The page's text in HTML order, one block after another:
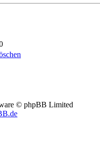
© phpBB Limited